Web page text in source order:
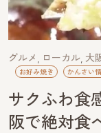
グルメ ローカル 大
お好み焼き かんさい
サクふわ食
阪で絶対食